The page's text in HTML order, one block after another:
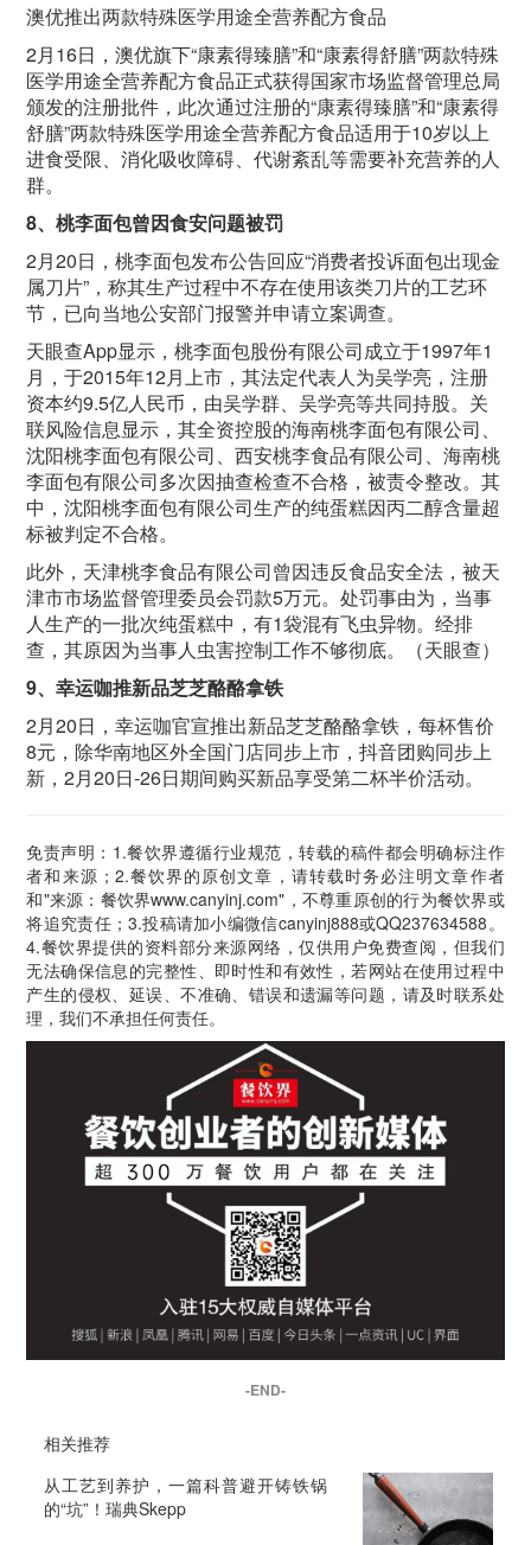
澳优推出两款特殊医学用途全营养配方食品
2月16日，澳优旗下“康素得臻膳”和“康素得舒膳”两款特殊
医学用途全营养配方食品正式获得国家市场监督管理总局
颁发的注册批件，此次通过注册的“康素得臻膳”和“康素得
舒膳”两款特殊医学用途全营养配方食品适用于10岁以上
进食受限、消化吸收障碍、代谢紊乱等需要补充营养的人
群。
8、桃李面包曾因食安问题被罚
2月20日，桃李面包发布公告回应“消费者投诉面包出现金
属刀片”，称其生产过程中不存在使用该类刀片的工艺环
节，已向当地公安部门报警并申请立案调查。
天眼查App显示，桃李面包股份有限公司成立于1997年1
月，于2015年12月上市，其法定代表人为吴学亮，注册
资本约9.5亿人民币，由吴学群、吴学亮等共同持股。关
联风险信息显示，其全资控股的海南桃李面包有限公司、
沈阳桃李面包有限公司、西安桃李食品有限公司、海南桃
李面包有限公司多次因抽查检查不合格，被责令整改。其
中，沈阳桃李面包有限公司生产的纯蛋糕因丙二醇含量超
标被判定不合格。
此外，天津桃李食品有限公司曾因违反食品安全法，被天
津市市场监督管理委员会罚款5万元。处罚事由为，当事
人生产的一批次纯蛋糕中，有1袋混有飞虫异物。经排
查，其原因为当事人虫害控制工作不够彻底。（天眼查）
9、幸运咖推新品芝芝酪酪拿铁
2月20日，幸运咖官宣推出新品芝芝酪酪拿铁，每杯售价
8元，除华南地区外全国门店同步上市，抖音团购同步上
新，2月20日-26日期间购买新品享受第二杯半价活动。
免责声明：1.餐饮界遵循行业规范，转载的稿件都会明确标注作
者和来源；2.餐饮界的原创文章，请转载时务必注明文章作者
和"来源：餐饮界www.canyinj.com"，不尊重原创的行为餐饮界或
将追究责任；3.投稿请加小编微信canyinj888或QQ237634588。
4.餐饮界提供的资料部分来源网络，仅供用户免费查阅，但我们
无法确保信息的完整性、即时性和有效性，若网站在使用过程中
产生的侵权、延误、不准确、错误和遗漏等问题，请及时联系处
理，我们不承担任何责任。
-END-
相关推荐
从工艺到养护，一篇科普避开铸铁锅
的“坑”！瑞典Skepp